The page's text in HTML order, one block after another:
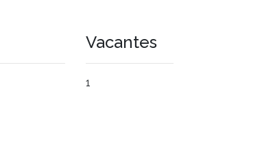
Vacantes
1